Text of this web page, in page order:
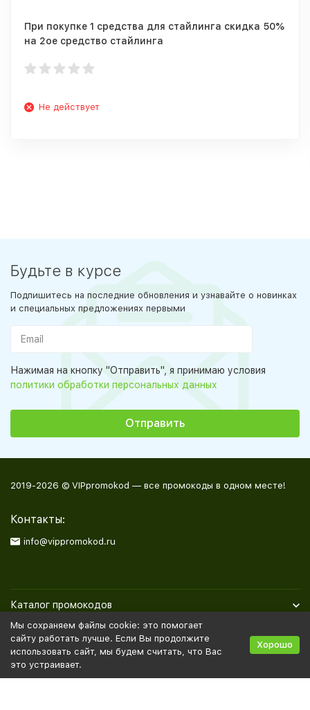
При покупке 1 средства для стайлинга скидка 50%
на 2ое средство стайлинга
Не действует
Будьте в курсе
Подпишитесь на последние обновления и узнавайте о новинках
и специальных предложениях первыми
Нажимая на кнопку "Отправить", я принимаю условия
политики обработки персональных данных
2019-2026 © VIPpromokod — все промокоды в одном месте!
Контакты:
info@vippromokod.ru
Каталог промокодов
Полезная информация
Политика персональных данных Карта сайта
Мы сохраняем файлы cookie: это помогает
сайту работать лучше. Если Вы продолжите
использовать сайт, мы будем считать, что Вас
это устраивает.
Хорошо